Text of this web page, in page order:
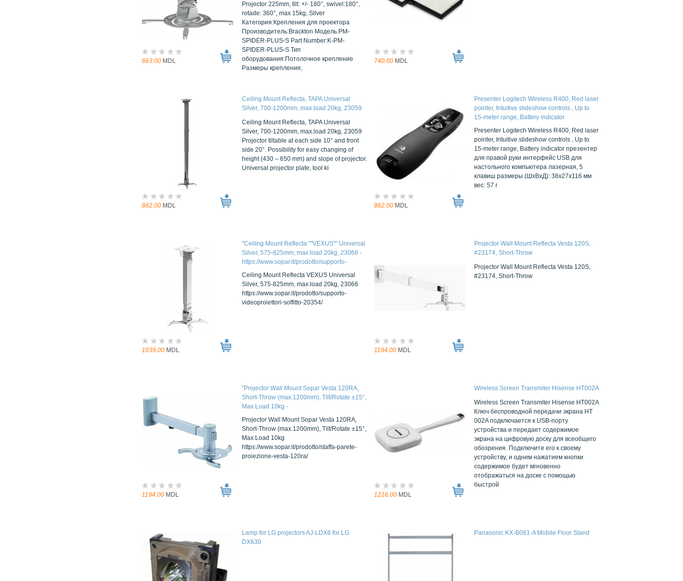
663.00 MDL
Projector 225mm, tilt: +/- 180°, swivel:180°,
rotade: 360°, max 15kg, Silver
Категория:Крепления для проектора
Производитель:Brackton Модель:PM-
SPIDER-PLUS-S Part Number:K-PM-
SPIDER-PLUS-S Тип
оборудования:Потолочное крепление
Размеры крепления,
740.00 MDL
862.00 MDL
Ceiling Mount Reflecta, TAPA Universal
Silver, 700-1200mm, max.load 20kg, 23059
Ceiling Mount Reflecta, TAPA Universal
Silver, 700-1200mm, max.load 20kg, 23059
Projector tiltable at each side 10° and front
side 20°. Possibility for easy changing of
height (430 – 650 mm) and slope of projector.
Universal projector plate, tool ki
862.00 MDL
Presenter Logitech Wireless R400, Red laser
pointer, Intuitive slideshow controls , Up to
15-meter range, Battery indicator
Presenter Logitech Wireless R400, Red laser
pointer, Intuitive slideshow controls , Up to
15-meter range, Battery indicator презентер
для правой руки интерфейс USB для
настольного компьютера лазерная, 5
клавиш размеры (ШxВxД): 38x27x116 мм
вес: 57 г
1039.00 MDL
"Ceiling Mount Reflecta ""VEXUS"" Universal
Silver, 575-825mm, max.load 20kg, 23066 -
https://www.sopar.it/prodotto/supporto-
videoproiettori-soffitto-20354/"
Ceiling Mount Reflecta VEXUS Universal
Silver, 575-825mm, max.load 20kg, 23066
https://www.sopar.it/prodotto/supporto-
videoproiettori-soffitto-20354/
1194.00 MDL
Projector Wall Mount Reflecta Vesta 120S,
#23174, Short-Throw
Projector Wall Mount Reflecta Vesta 120S,
#23174, Short-Throw
1194.00 MDL
"Projector Wall Mount Sopar Vesta 120RA,
Short-Throw (max.1200mm), Tilt/Rotate ±15°,
Max.Load 10kg -
https://www.sopar.it/prodotto/staffa-parete-
proiezione-vesta-120ra/"
Projector Wall Mount Sopar Vesta 120RA,
Short-Throw (max.1200mm), Tilt/Rotate ±15°,
Max.Load 10kg
https://www.sopar.it/prodotto/staffa-parete-
proiezione-vesta-120ra/
1216.00 MDL
Wireless Screen Transmiter Hisense HT002A
Wireless Screen Transmiter Hisense HT002A
Ключ беспроводной передачи экрана HT
002A подключается к USB-порту
устройства и передает содержимое
экрана на цифровую доску для всеобщего
обозрения. Подключите его к своему
устройству, и одним нажатием кнопки
содержимое будет мгновенно
отображаться на доске с помощью
быстрой
Lamp for LG projectors AJ-LDX6 for LG
DX630
Panasonic KX-B061-A Mobile Floor Stand